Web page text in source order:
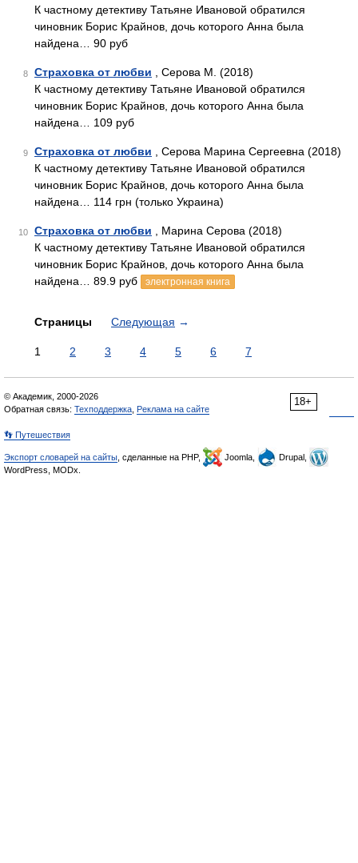
К частному детективу Татьяне Ивановой обратился
чиновник Борис Крайнов, дочь которого Анна была
найдена… 90 руб
8 Страховка от любви , Серова М. (2018)
К частному детективу Татьяне Ивановой обратился
чиновник Борис Крайнов, дочь которого Анна была
найдена… 109 руб
9 Страховка от любви , Серова Марина Сергеевна (2018)
К частному детективу Татьяне Ивановой обратился
чиновник Борис Крайнов, дочь которого Анна была
найдена… 114 грн (только Украина)
10 Страховка от любви , Марина Серова (2018)
К частному детективу Татьяне Ивановой обратился
чиновник Борис Крайнов, дочь которого Анна была
найдена… 89.9 руб
электронная книга
Страницы Следующая →
1 2 3 4 5 6 7
18+
© Академик, 2000-2026
Обратная связь: Техподдержка Реклама на сайте
👣 Путешествия
Экспорт словарей на сайты , сделанные на PHP, Joomla,
Drupal,
WordPress, MODx.